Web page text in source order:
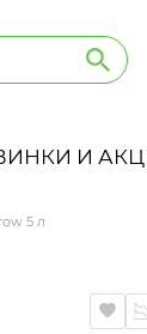
И
5 л